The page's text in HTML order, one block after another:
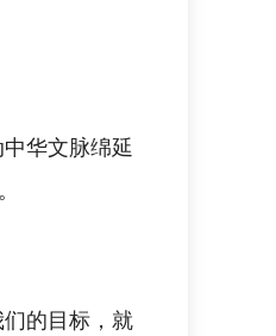
华文脉绵延
的目标，就